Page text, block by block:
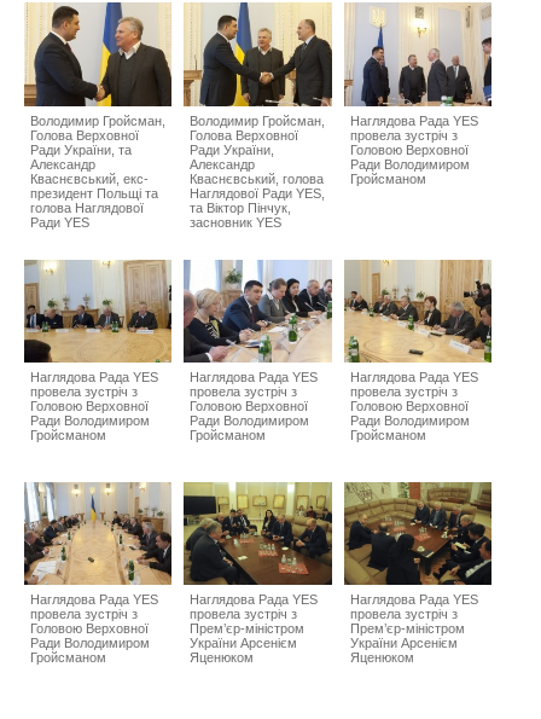
Володимир Гройсман,
Голова Верховної
Ради України, та
Александр
Кваснєвський, екс-
президент Польщі та
голова Наглядової
Ради YES
Володимир Гройсман,
Голова Верховної
Ради України,
Александр
Кваснєвський, голова
Наглядової Ради YES,
та Віктор Пінчук,
засновник YES
Наглядова Рада YES
провела зустріч з
Головою Верховної
Ради Володимиром
Гройсманом
Наглядова Рада YES
провела зустріч з
Головою Верховної
Ради Володимиром
Гройсманом
Наглядова Рада YES
провела зустріч з
Головою Верховної
Ради Володимиром
Гройсманом
Наглядова Рада YES
провела зустріч з
Головою Верховної
Ради Володимиром
Гройсманом
Наглядова Рада YES
провела зустріч з
Головою Верховної
Ради Володимиром
Гройсманом
Наглядова Рада YES
провела зустріч з
Прем’єр-міністром
України Арсенієм
Яценюком
Наглядова Рада YES
провела зустріч з
Прем’єр-міністром
України Арсенієм
Яценюком